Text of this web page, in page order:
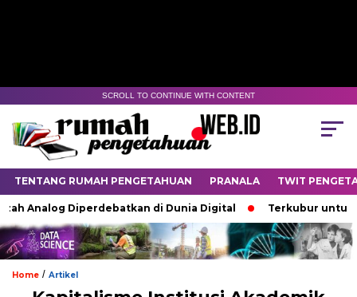
SCROLL TO CONTINUE WITH CONTENT
TENTANG RUMAH PENGETAHUAN PRANALA TWIT
Analog Diperdebatkan di Dunia Digital Terkubur untuk
Home / Artikel